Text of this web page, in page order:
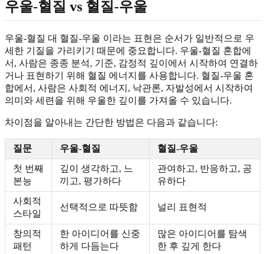
우울-혈질 vs 혈질-우울
우울-혈질 대 혈질-우울 이라는 표현은 순서가 일반적으로 우
세한 기질을 가리키기 때문에 중요합니다. 우울-혈질 혼합에
서, 사람은 종종 분석, 기준, 감정적 깊이에서 시작하여 연결하
거나 표현하기 위해 혈질 에너지를 사용합니다. 혈질-우울 혼
합에서, 사람은 사회적 에너지, 낙관론, 자발성에서 시작하여
의미와 세련을 위해 우울한 깊이를 가져올 수 있습니다.
차이점을 알아내는 간단한 방법은 다음과 같습니다:
질문 우울-혈질
혈질-우울
첫 번째
본능
깊이 생각하고, 느
끼고, 평가하다
관여하고, 반응하고, 공
유하다
사회적
스타일
선택적으로 따뜻함 널리 표현적
창의적
패턴
한 아이디어를 신중
하게 다듬는다
많은 아이디어를 탐색
한 후 깊게 한다